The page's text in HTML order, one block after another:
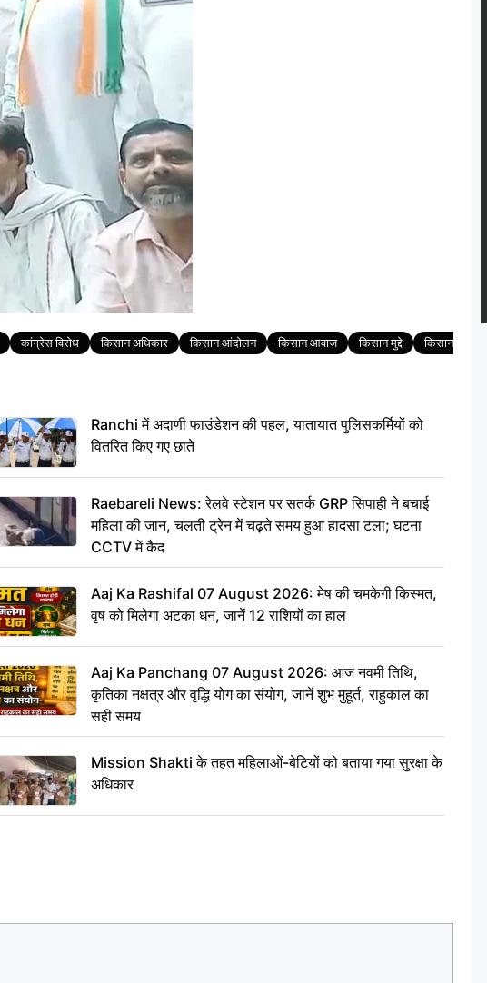
कांग्रेस विरोध किसान अधिकार किसान आंदोलन किसान आवाज किसान मुद्दे किसान यूनियन
Ranchi में अदाणी फाउंडेशन की पहल, यातायात पुलिसकर्मियों को
वितरित किए गए छाते
Raebareli News: रेलवे स्टेशन पर सतर्क GRP सिपाही ने बचाई
महिला की जान, चलती ट्रेन में चढ़ते समय हुआ हादसा टला; घटना
CCTV में कैद
Aaj Ka Rashifal 07 August 2026: मेष की चमकेगी किस्मत,
वृष को मिलेगा अटका धन, जानें 12 राशियों का हाल
Aaj Ka Panchang 07 August 2026: आज नवमी तिथि,
कृतिका नक्षत्र और वृद्धि योग का संयोग, जानें शुभ मुहूर्त, राहुकाल का
सही समय
Mission Shakti के तहत महिलाओं-बेटियों को बताया गया सुरक्षा के
अधिकार